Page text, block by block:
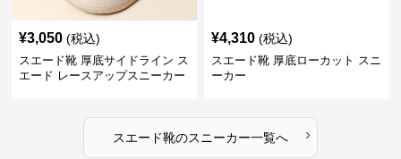
¥3,050 (税込)
スエード靴 厚底サイドライン ス
エード レースアップスニーカー
¥4,310 (税込)
スエード靴 厚底ローカット スニ
ーカー
スエード靴のスニーカー一覧へ ›